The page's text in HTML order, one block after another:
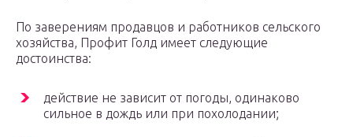
По заверениям продавцов и работников сельского
хозяйства, Профит Голд имеет следующие
достоинства:
действие не зависит от погоды, одинаково
сильное в дождь или при похолодании;